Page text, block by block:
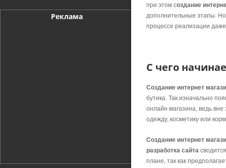
Реклама
при этом создание
дополнительные этапы.
процессе реализации
С чего
Создание интернет
бутика. Так изначально
онлайн магазина, ведь вне
одежду, косметику или
Создание интернет
разработка сайта
плане, так как